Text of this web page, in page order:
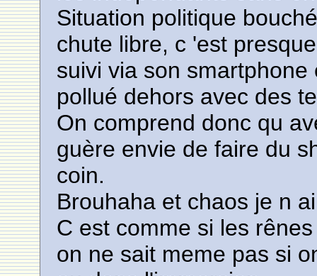
Situation politique
chute libre, c 'est
suivi via son
pollué dehors avec des
On comprend donc qu
guère envie de faire du
coin.
Brouhaha et chaos je n
C est comme si les
on ne sait meme pas si